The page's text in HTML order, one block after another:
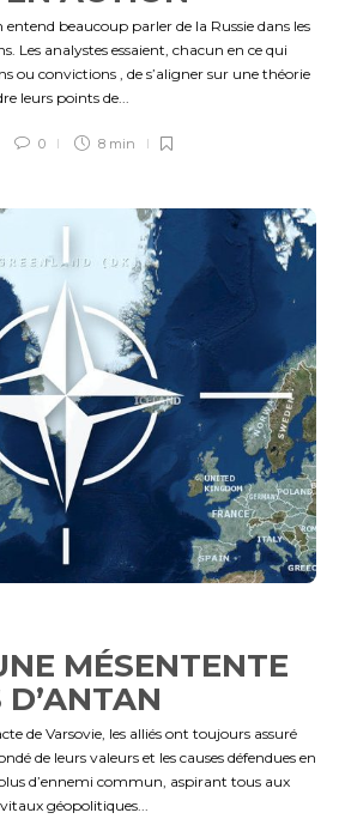
entend beaucoup parler de la Russie dans les
Les analystes essaient, chacun en ce qui
ou convictions , de s’aligner sur une théorie
leurs points de...
0 8 min
MÉSENTENTE
de Varsovie, les alliés ont toujours assuré
de leurs valeurs et les causes défendues en
d’ennemi commun, aspirant tous aux
géopolitiques...